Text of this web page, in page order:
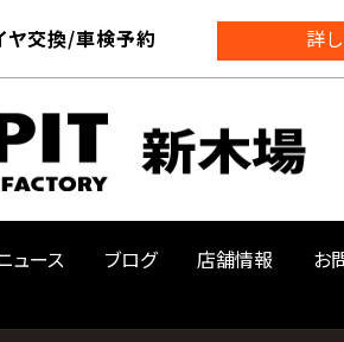
ヤ交換/車検予約 詳
ュース ブログ 店舗情報 お